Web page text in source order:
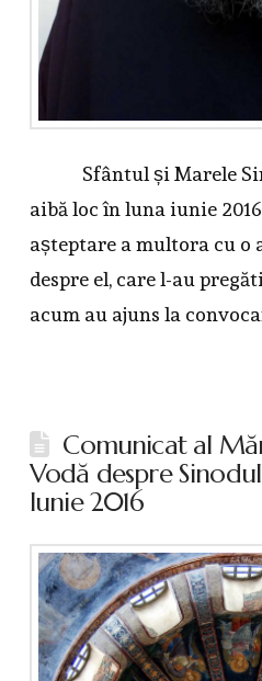
Sfântul și Marele
aibă loc în luna iunie
așteptare a multora cu o
despre el, care l-au
acum au ajuns la
Comunicat al
Vodă despre
Iunie 2016